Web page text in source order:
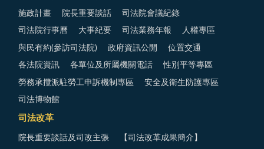
施政計畫 院長重要談話 司法院會議紀錄
司法院行事曆 大事紀要 司法業務年報 人權專區
與民有約(參訪司法院) 政府資訊公開 位置交通
各法院資訊 各單位及所屬機關電話 性別平等專區
勞務承攬派駐勞工申訴機制專區 安全及衛生防護專區
司法博物館
司法改革
院長重要談話及司改主張 【司法改革成果簡介】